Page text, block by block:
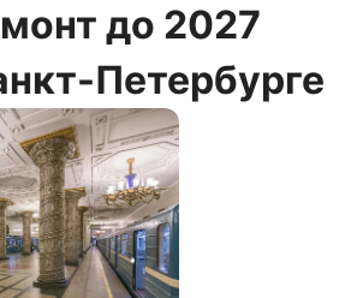
до 2027
Петербурге